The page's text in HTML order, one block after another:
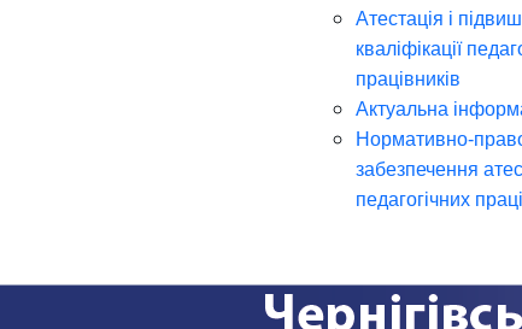
Атестація і
кваліфікації
працівників
Актуальна
Нормативно-
забезпечення
педагогічних